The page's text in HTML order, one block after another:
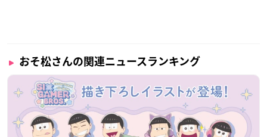
おそ松さんの関連ニュースランキング